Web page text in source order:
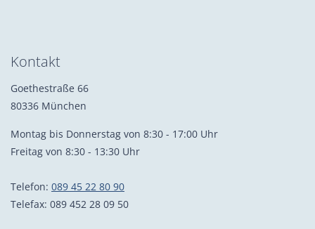
Kontakt
Goethestraße 66
80336 München
Montag bis Donnerstag von 8:30 - 17:00 Uhr
Freitag von 8:30 - 13:30 Uhr
Telefon: 089 45 22 80 90
Telefax: 089 452 28 09 50